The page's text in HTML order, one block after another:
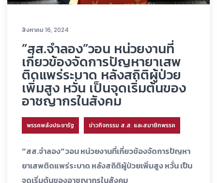
สิงหาคม 16, 2024
”สส.จำลอง”วอน หน่วยงานที่
เกี่ยวข้องจัดการปัญหายาเสพ
ติดแพร่ระบาด หลังสถิติผู้ป่วย
เพิ่มสูง หวั่น เป็นจุดเริ่มต้นของ
อาชญากรในสังคม
พรรคพลังประชารัฐ ข่าวกิจกรรม ส.ส. และสมาชิกพรรค
”สส.จำลอง”วอน หน่วยงานที่เกี่ยวข้องจัดการปัญหา
ยาเสพติดแพร่ระบาด หลังสถิติผู้ป่วยเพิ่มสูง หวั่น เป็น
จุดเริ่มต้นของอาชญากรในสังคม